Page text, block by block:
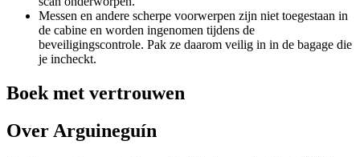
Messen en andere scherpe voorwerpen zijn niet toegestaan in
de cabine en worden ingenomen tijdens de
beveiligingscontrole. Pak ze daarom veilig in in de bagage die
je incheckt.
Boek met vertrouwen
Over Arguineguín